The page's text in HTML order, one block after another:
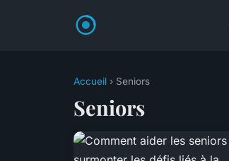
Accueil › Seniors
Seniors